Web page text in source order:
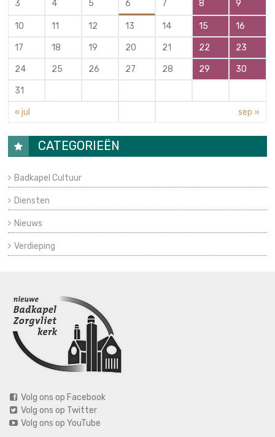
3 4 5 6 7 8 9
10 11 12 13 14 15 16
17 18 19 20 21 22 23
24 25 26 27 28 29 30
31
« jul sep »
CATEGORIEËN
Badkapel Cultuur
Diensten
Nieuws
Verdieping
Volg ons op Facebook
Volg ons op Twitter
Volg ons op YouTube